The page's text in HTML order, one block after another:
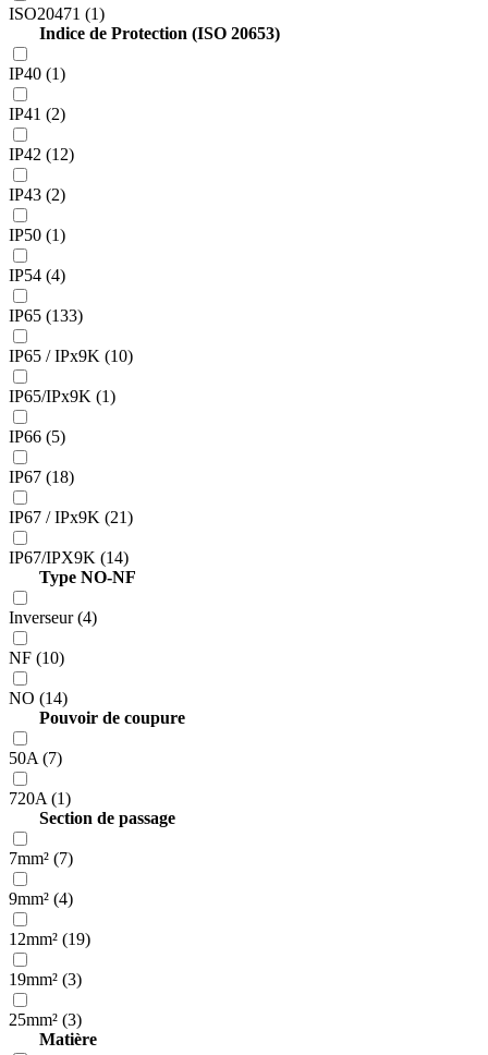
ISO20471 (1)
Indice de Protection (ISO 20653)
IP40 (1)
IP41 (2)
IP42 (12)
IP43 (2)
IP50 (1)
IP54 (4)
IP65 (133)
IP65 / IPx9K (10)
IP65/IPx9K (1)
IP66 (5)
IP67 (18)
IP67 / IPx9K (21)
IP67/IPX9K (14)
Type NO-NF
Inverseur (4)
NF (10)
NO (14)
Pouvoir de coupure
50A (7)
720A (1)
Section de passage
7mm² (7)
9mm² (4)
12mm² (19)
19mm² (3)
25mm² (3)
Matière